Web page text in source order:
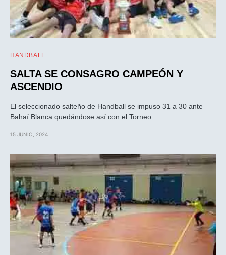
HANDBALL
SALTA SE CONSAGRO CAMPEÓN Y
ASCENDIO
El seleccionado salteño de Handball se impuso 31 a 30 ante
Bahaí Blanca quedándose así con el Torneo…
15 JUNIO, 2024